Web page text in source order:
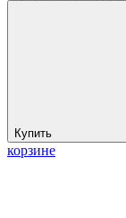
Купить
корзине